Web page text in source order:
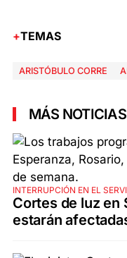
TEMAS
ARISTÓBULO CORRE
MÁS
INTERRUPCIÓN EN EL
Cortes de luz en
estarán